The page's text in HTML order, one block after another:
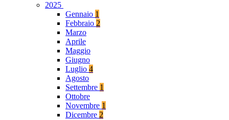
2025
Gennaio 1
Febbraio 2
Marzo
Aprile
Maggio
Giugno
Luglio 4
Agosto
Settembre 1
Ottobre
Novembre 1
Dicembre 2